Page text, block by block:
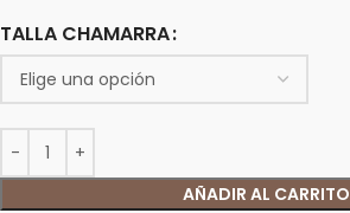
TALLA CHAMARRA
AÑADIR AL CARRITO